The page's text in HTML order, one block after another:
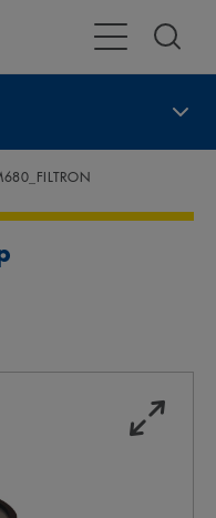
Переключение